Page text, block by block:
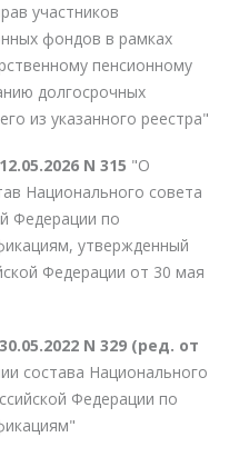
участников
фондов в рамках
пенсионному
долгосрочных
из указанного реестра"
N 315 "О
Национального совета
Федерации по
утвержденный
Федерации от 30 мая
N 329 (ред. от
состава Национального
Федерации по